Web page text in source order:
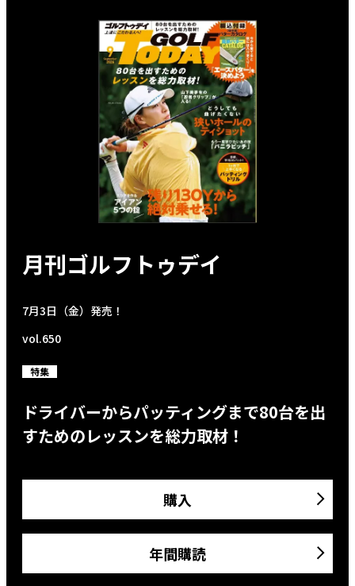
月刊ゴルフトゥデイ
7月3日（金）発売！
vol.650
特集
ドライバーからパッティングまで80台を出
すためのレッスンを総力取材！
購入
年間購読